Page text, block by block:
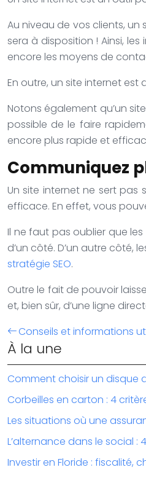
Au niveau de vos clients,
sera à disposition ! Ainsi,
encore les moyens de
En outre, un site internet
Notons également qu’un
possible de le faire
encore plus rapide et
Communiquez
Un site internet ne sert pas
efficace. En effet, vous
Il ne faut pas oublier que
d’un côté. D’un autre côté,
stratégie SEO.
Outre le fait de pouvoir
et, bien sûr, d’une ligne
Conseils et informations
À la une
Comment choisir un disque
Corbeilles en carton : 4
Les situations où une
L’alternance dans le social :
Investir en Floride : fiscalité,